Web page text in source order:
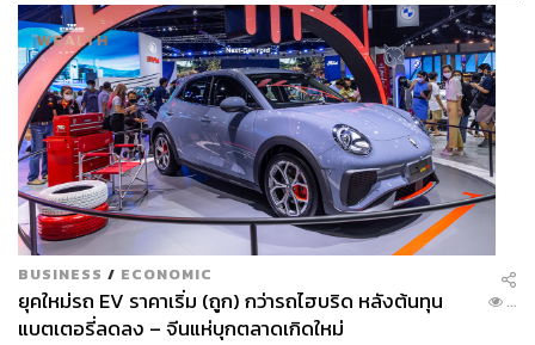
BUSINESS / ECONOMIC
ยุคใหม่รถ EV ราคาเริ่ม (ถูก) กว่ารถไฮบริด หลังต้นทุน
แบตเตอรี่ลดลง – จีนแห่บุกตลาดเกิดใหม่
...